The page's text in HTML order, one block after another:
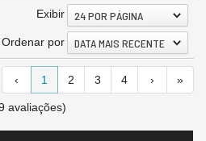
Exibir 24 POR PÁGINA
Ordenar por DATA MAIS RECENTE
‹ 1 2 3 4 › »
avaliações)